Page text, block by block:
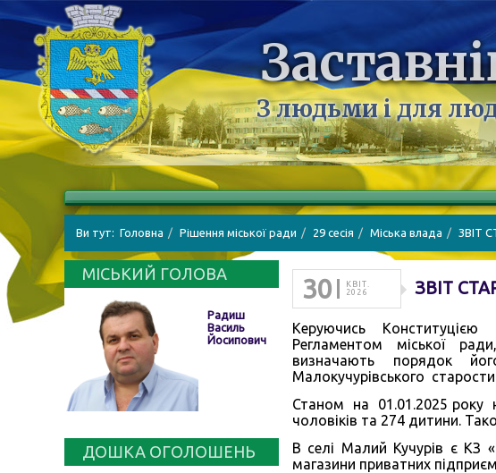
З людьми і для
Ви тут: Головна Рішення міської ради 29 сесія Міська влада ЗВІТ
МІСЬКИЙ ГОЛОВА
Радиш
Василь
Йосипович
ДОШКА ОГОЛОШЕНЬ
30
КВІТ.
2026
ЗВІТ
Керуючись Конституцією
Регламентом міської
визначають порядок
Малокучурівського
Станом на 01.01.2025 року
чоловіків та 274 дитини.
В селі Малий Кучурів є КЗ
магазини приватних